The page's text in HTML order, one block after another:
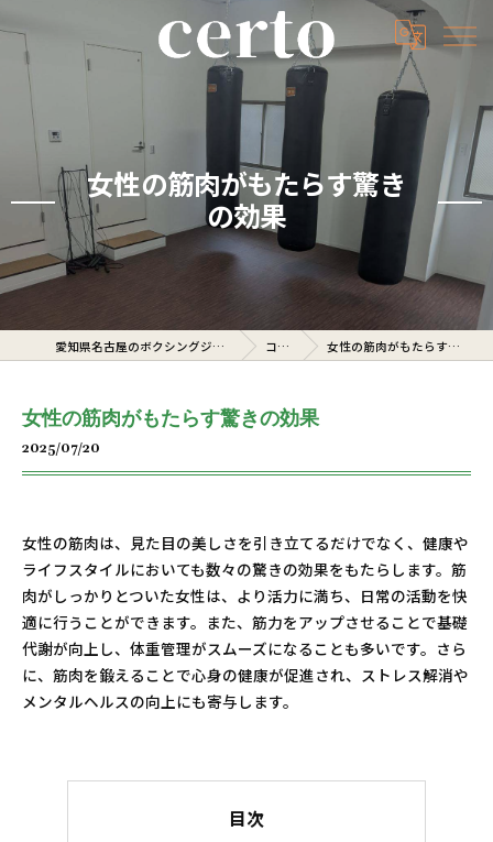
女性の筋肉がもたらす驚き
の効果
愛知県名古屋のボクシングジムならcerto コラム 女性の筋肉がもたらす驚きの効果
女性の筋肉がもたらす驚きの効果
2025/07/20
女性の筋肉は、見た目の美しさを引き立てるだけでなく、健康や
ライフスタイルにおいても数々の驚きの効果をもたらします。筋
肉がしっかりとついた女性は、より活力に満ち、日常の活動を快
適に行うことができます。また、筋力をアップさせることで基礎
代謝が向上し、体重管理がスムーズになることも多いです。さら
に、筋肉を鍛えることで心身の健康が促進され、ストレス解消や
メンタルヘルスの向上にも寄与します。
目次